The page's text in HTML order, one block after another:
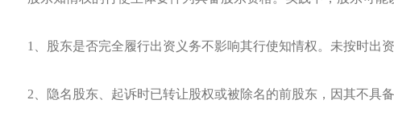
1、股东是否完全履行出资义务不影响其行使知情权。未按时出
2、隐名股东、起诉时已转让股权或被除名的前股东，因其不具